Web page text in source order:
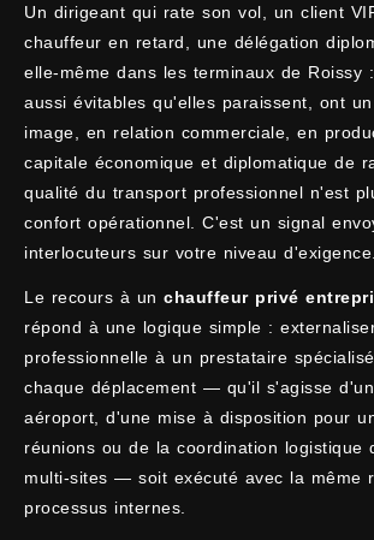
Un dirigeant qui rate son vol, un client
chauffeur en retard, une délégation
elle-même dans les terminaux de Roissy
aussi évitables qu'elles paraissent, ont
image, en relation commerciale, en
capitale économique et diplomatique de
qualité du transport professionnel n'est
confort opérationnel. C'est un signal
interlocuteurs sur votre niveau d'exigence.
Le recours à un chauffeur privé
répond à une logique simple :
professionnelle à un prestataire
chaque déplacement — qu'il s'agisse
aéroport, d'une mise à disposition pour
réunions ou de la coordination logistique
multi-sites — soit exécuté avec la même
processus internes.